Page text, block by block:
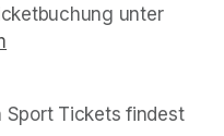
- Hilfe zur Barrierefreiheit & Ticketbuchung unter
Sport Tickets findest